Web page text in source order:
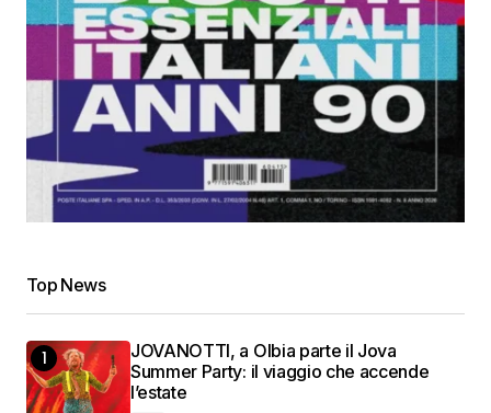
Top News
JOVANOTTI, a Olbia parte il Jova
Summer Party: il viaggio che accende
l’estate